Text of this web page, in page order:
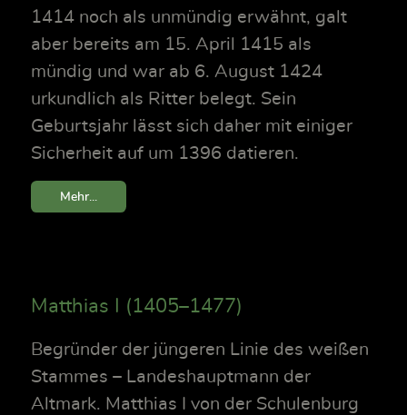
1414 noch als unmündig erwähnt, galt
aber bereits am 15. April 1415 als
mündig und war ab 6. August 1424
urkundlich als Ritter belegt. Sein
Geburtsjahr lässt sich daher mit einiger
Sicherheit auf um 1396 datieren.
Mehr...
Matthias I (1405–1477)
Begründer der jüngeren Linie des weißen
Stammes – Landeshauptmann der
Altmark. Matthias I von der Schulenburg